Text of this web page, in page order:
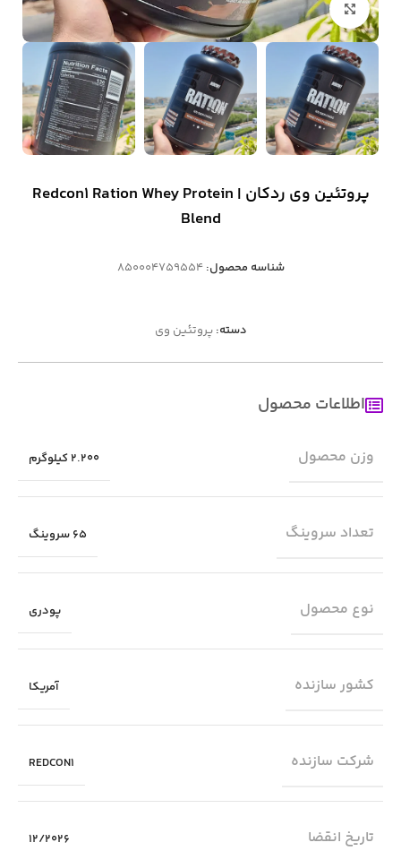
بزرگنمایی تصویر
پروتئین وی ردکان | Redcon1 Ration Whey Protein
Blend
شناسه محصول:850004759554
دسته: پروتئین وی
اطلاعات محصول
وزن محصول 2.200 کیلوگرم
تعداد سروینگ 65 سروینگ
نوع محصول پودری
کشور سازنده آمریکا
شرکت سازنده REDCON1
تاریخ انقضا 12/2026